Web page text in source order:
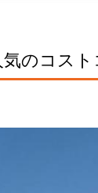
のコスト